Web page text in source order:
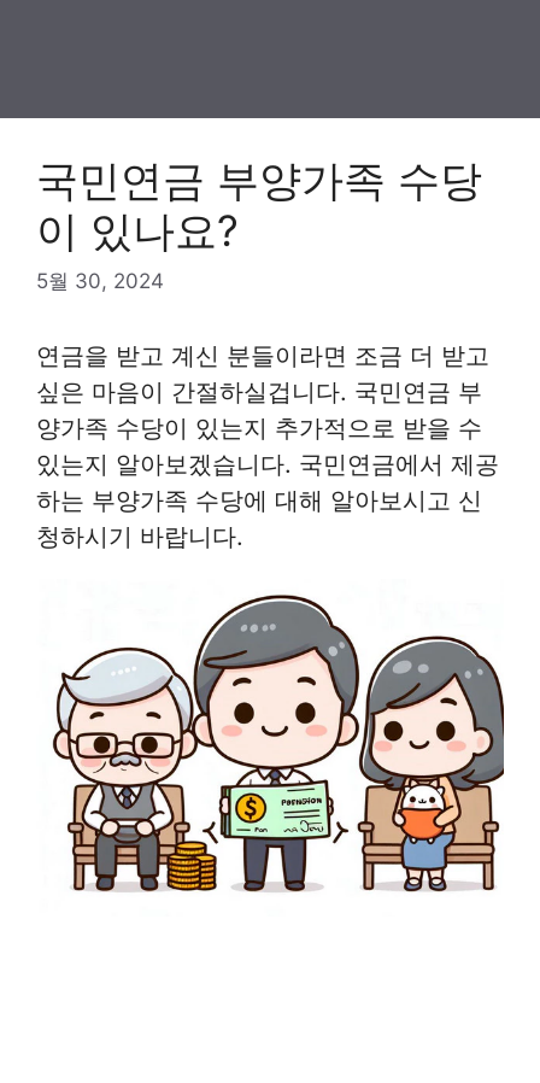
국민연금 부양가족 수당
이 있나요?
5월 30, 2024
연금을 받고 계신 분들이라면 조금 더 받고
싶은 마음이 간절하실겁니다. 국민연금 부
양가족 수당이 있는지 추가적으로 받을 수
있는지 알아보겠습니다. 국민연금에서 제공
하는 부양가족 수당에 대해 알아보시고 신
청하시기 바랍니다.